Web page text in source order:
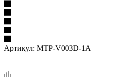
Артикул: MTP-V003D-1A